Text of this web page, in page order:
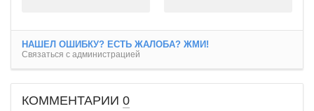
НАШЕЛ ОШИБКУ? ЕСТЬ ЖАЛОБА? ЖМИ!
Связаться с администрацией
КОММЕНТАРИИ 0